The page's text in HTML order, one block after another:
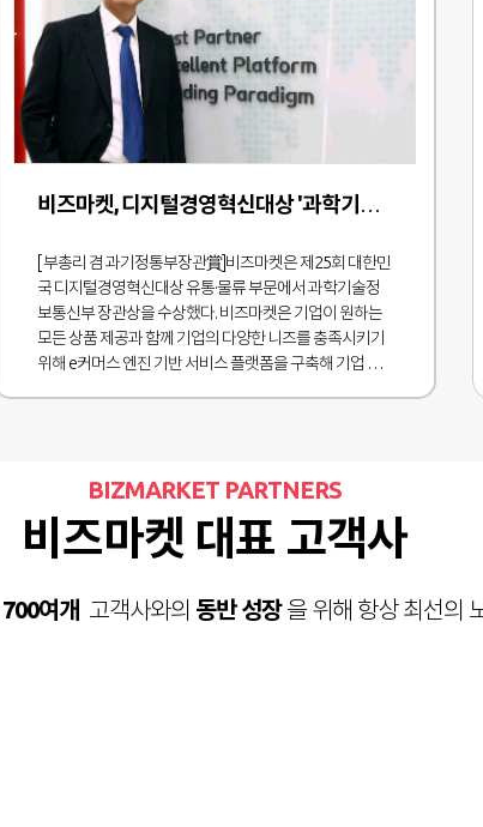
비즈마켓, 디지털경영혁신대상 '과학기술정보통신부 장관상' 수상
[ 부총리 겸 과기정통부장관賞]비즈마켓은 제25회 대한민
국 디지털경영혁신대상 유통·물류 부문에서 과학기술정
보통신부 장관상을 수상했다. 비즈마켓은 기업이 원하는
모든 상품 제공과 함께 기업의 다양한 니즈를 충족시키기
위해 e커머스 엔진 기반 서비스 플랫폼을 구축해 기업 판
통 파트너로 자리매김하고 있다.인공지능(AI) 기반 기술로
시장과 소비자의 움직임을 분석하고 그 결과를 바탕으로
최적의 상품과 서비스를 제안한다. 수십 년간 축적된 빅데
이터 분석 및 상품 학습 시스템을 통해 트렌드 변화에 선제
싱 전략을 수립함으로써 기업 고객에게 새로운 가치를 제
BIZMARKET PARTNERS
비즈마켓 대표 고객사
700여개 고객사와의 동반 성장을 위해 항상 최선의